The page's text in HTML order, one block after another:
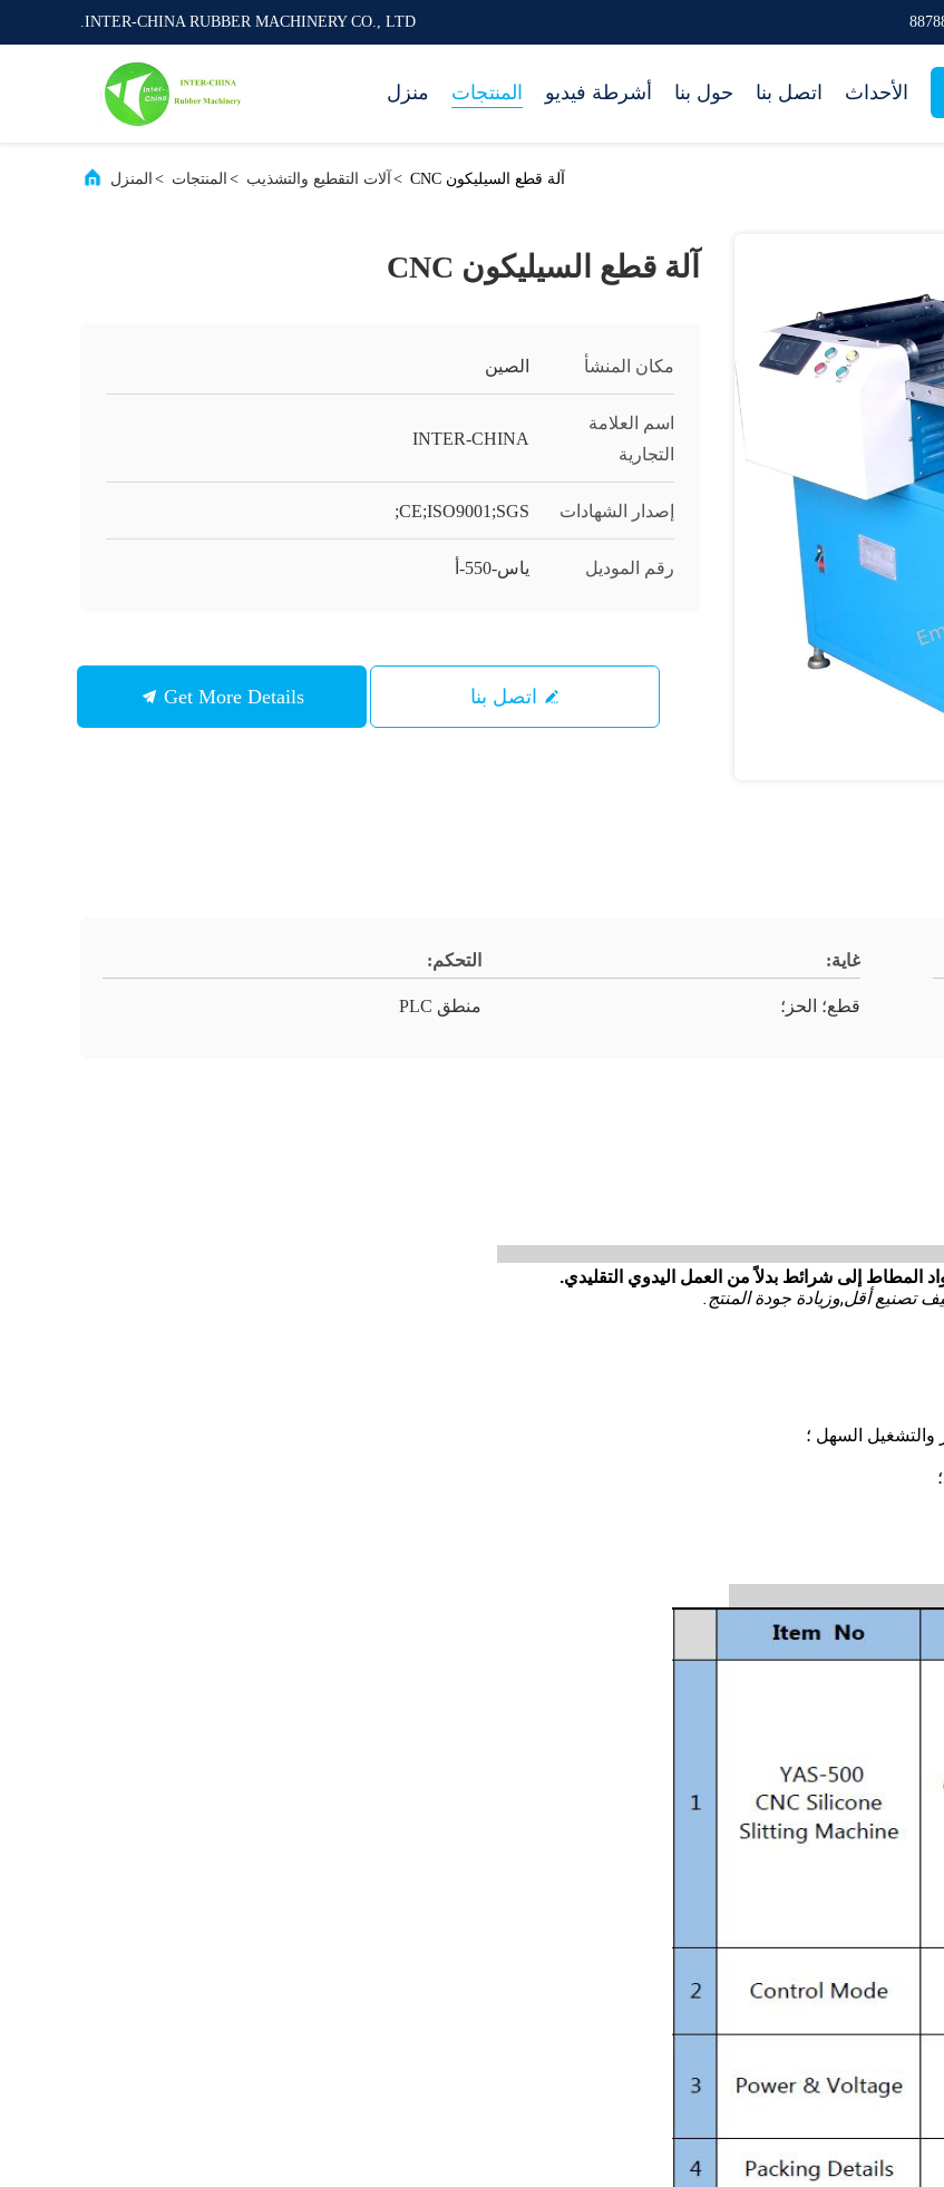
INTER-CHINA RUBBER MACHINERY CO., LTD.
منزل المنتجات أشرطة فيديو حول بنا اتصل بنا الأحداث
المنزل > المنتجات > آلات التقطيع والتشذيب > آلة قطع السيليكون CNC
آلة قطع السيليكون CNC
مكان المنشأ الصين
اسم العلامة
التجارية
INTER-CHINA
إصدار الشهادات CE;ISO9001;SGS;
رقم الموديل ياس-550-أ
اتصل بنا Get More Details
غاية:
قطع؛ الحز؛
التحكم:
منطق PLC
المطاط إلى شرائط بدلاً من العمل اليدوي التقليدي.
تصنيع أقل,وزيادة جودة المنتج.